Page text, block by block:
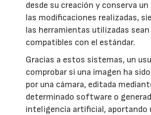
desde su creación y conserva
las modificaciones realizadas,
las herramientas utilizadas sean
compatibles con el estándar.
Gracias a estos sistemas, un
comprobar si una imagen ha
por una cámara, editada
determinado software o
inteligencia artificial, aportando